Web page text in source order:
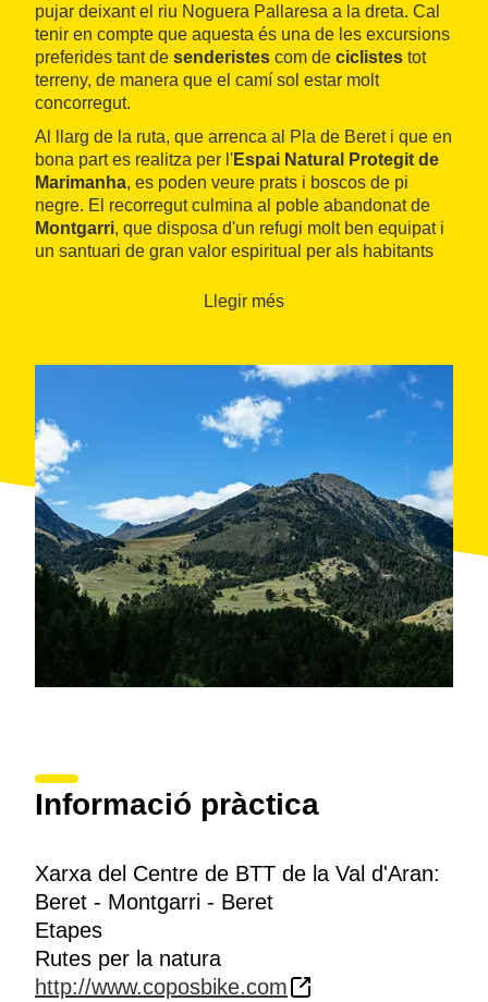
pujar deixant el riu Noguera Pallaresa a la dreta. Cal
tenir en compte que aquesta és una de les excursions
preferides tant de senderistes com de ciclistes tot
terreny, de manera que el camí sol estar molt
concorregut.
Al llarg de la ruta, que arrenca al Pla de Beret i que en
bona part es realitza per l'Espai Natural Protegit de
Marimanha, es poden veure prats i boscos de pi
negre. El recorregut culmina al poble abandonat de
Montgarri, que disposa d'un refugi molt ben equipat i
un santuari de gran valor espiritual per als habitants
Llegir més
Informació pràctica
Xarxa del Centre de BTT de la Val d'Aran:
Beret - Montgarri - Beret
Etapes
Rutes per la natura
http://www.coposbike.com